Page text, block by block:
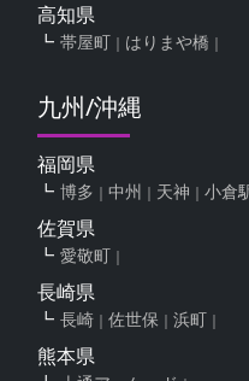
高知県
帯屋町 はりまや橋
九州/沖縄
福岡県
博多 中州 天神 小倉
佐賀県
愛敬町
長崎県
長崎 佐世保 浜町
熊本県